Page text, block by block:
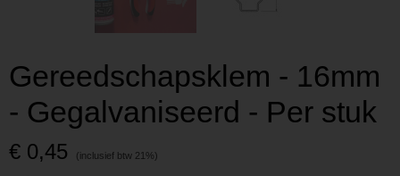
Gereedschapsklem - 16mm
- Gegalvaniseerd - Per stuk
€ 0,45